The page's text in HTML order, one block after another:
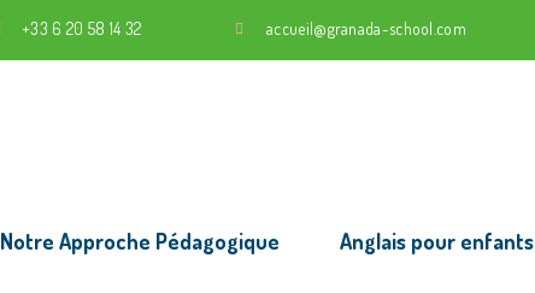
+33 6 20 58 14 32 accueil@granada-school.com
Notre Approche Pédagogique Anglais pour enfants